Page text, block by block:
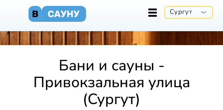
Сургут
Бани и сауны -
Привокзальная улица
(Сургут)